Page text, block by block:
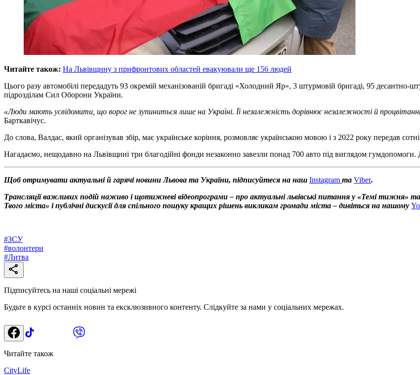
Читайте також: На Львівщину з прифронтових областей евакуювали ще 156 людей
Цього разу автомобілі передадуть 93 окремій механізованій бригаді «Холодний Яр», 3 штурмовій бригаді, 95 десантно-
підрозділам Сил Оборони України.
«Люди мають усвідомити, що ворог не зупиниться лише на Україні. Її незалежність дорівнює незалежності й процвітанню
Барткавічус.
До слова, Валдас, який організував збір, має українське коріння, розмовляє українською мовою і з 2022 року передав
Нагадаємо, нещодавно на Львівщині три благодійні фонди незаконно завезли понад 700 авто під виглядом гумдопомоги.
Щоб отримувати актуальні й гарячі новини Львова та України, підписуйтеся на наш Instagram та Viber.
Трансляції важливих подій наживо і щотижневі відеопрограми – про актуальні львівські питання у «Темі тижня»
Твого міста» і публічні дискусії для спільного пошуку кращих рішень викликам громади міста – дивіться на нашому
#ЗСУ
#волонтери
#Литва
Підписуйтесь на наші соціальні мережі
Будьте в курсі останніх новин та ексклюзивного контенту. Слідкуйте за нами у соціальних мережах.
Читайте також
CityLife